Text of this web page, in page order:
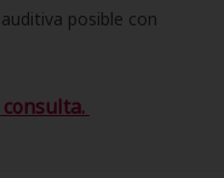
posible con